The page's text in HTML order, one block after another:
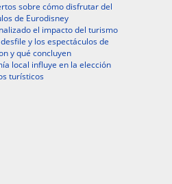
sobre cómo disfrutar del
de Eurodisney
el impacto del turismo
y los espectáculos de
y qué concluyen
local influye en la elección
turísticos